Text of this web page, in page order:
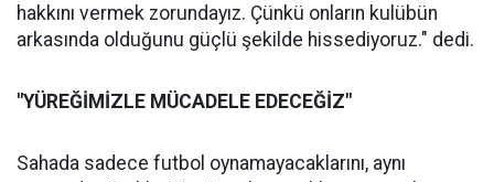
hakkını vermek zorundayız. Çünkü onların kulübün
arkasında olduğunu güçlü şekilde hissediyoruz." dedi.
"YÜREĞİMİZLE MÜCADELE EDECEĞİZ"
Sahada sadece futbol oynamayacaklarını, aynı